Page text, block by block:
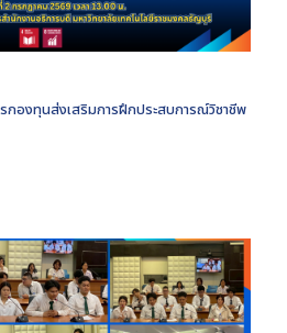
กองทุนส่งเสริมการฝึกประสบการณ์วิชาชีพ